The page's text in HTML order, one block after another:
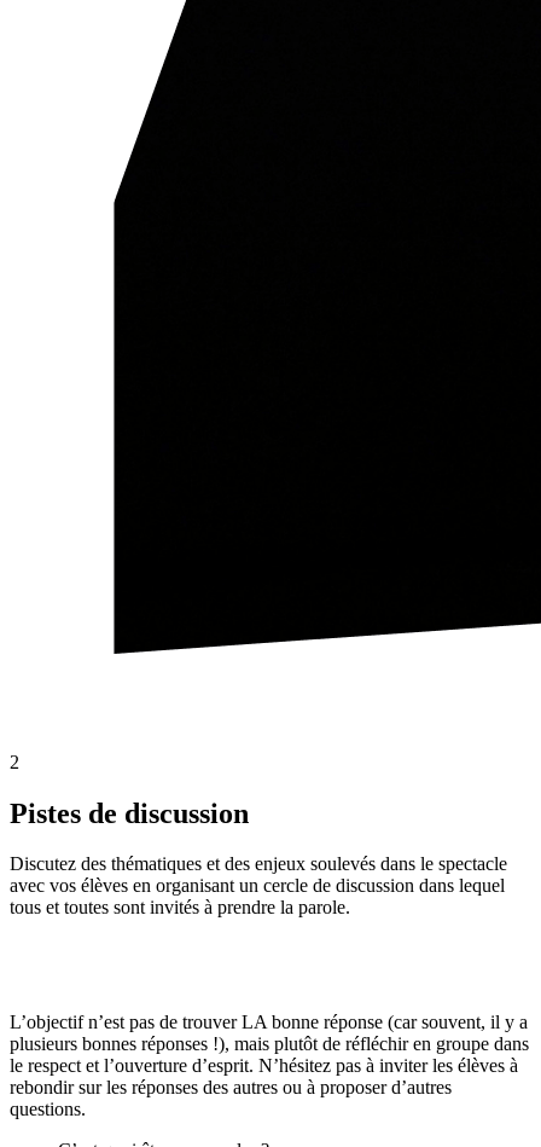
2
Pistes de discussion
Discutez des thématiques et des enjeux soulevés dans le spectacle
avec vos élèves en organisant un cercle de discussion dans lequel
tous et toutes sont invités à prendre la parole.
L’objectif n’est pas de trouver LA bonne réponse (car souvent, il y a
plusieurs bonnes réponses !), mais plutôt de réfléchir en groupe dans
le respect et l’ouverture d’esprit. N’hésitez pas à inviter les élèves à
rebondir sur les réponses des autres ou à proposer d’autres
questions.